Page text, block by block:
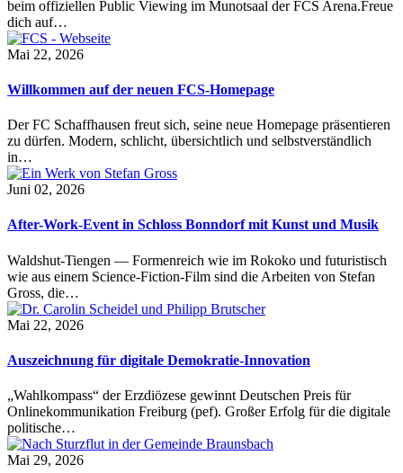
beim offiziellen Public Viewing im Munotsaal der FCS Arena.Freue
dich auf…
Mai 22, 2026
Willkommen auf der neuen FCS-Homepage
Der FC Schaffhausen freut sich, seine neue Homepage präsentieren
zu dürfen. Modern, schlicht, übersichtlich und selbstverständlich
in…
Juni 02, 2026
After-Work-Event in Schloss Bonndorf mit Kunst und Musik
Waldshut-Tiengen — Formenreich wie im Rokoko und futuristisch
wie aus einem Science-Fiction-Film sind die Arbeiten von Stefan
Gross, die…
Mai 22, 2026
Auszeichnung für digitale Demokratie-Innovation
„Wahlkompass“ der Erzdiözese gewinnt Deutschen Preis für
Onlinekommunikation Freiburg (pef). Großer Erfolg für die digitale
politische…
Mai 29, 2026